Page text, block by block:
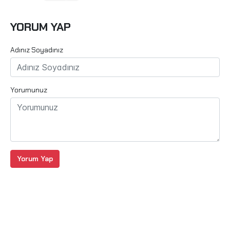
YORUM YAP
Adınız Soyadınız
Yorumunuz
Yorum Yap